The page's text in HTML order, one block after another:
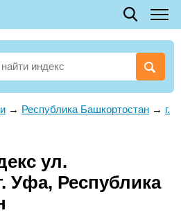
→ Республика Башкортостан → г.
ул.
Уфа, Республика